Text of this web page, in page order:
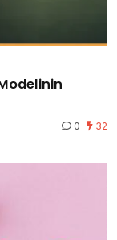
0 32